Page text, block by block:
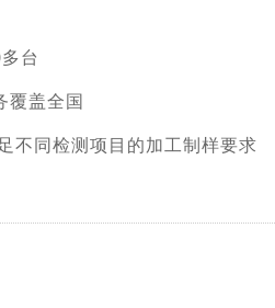
台
覆盖全国
不同检测项目的加工制样要求